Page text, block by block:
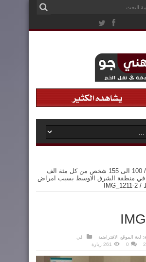
/
100 الى 155 شخص من كل مئة الف
في منطقة الشرق الاوسط بسبب امراض
/
IMG_1211-2
لغة الموقع الافتراضية
في
0 261 زيارة